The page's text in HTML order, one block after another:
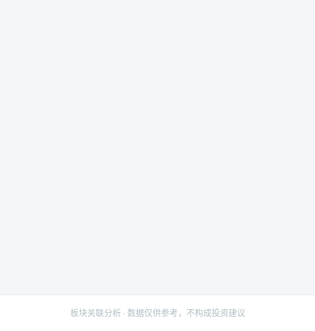
板块关联分析 · 数据仅供参考，不构成投资建议